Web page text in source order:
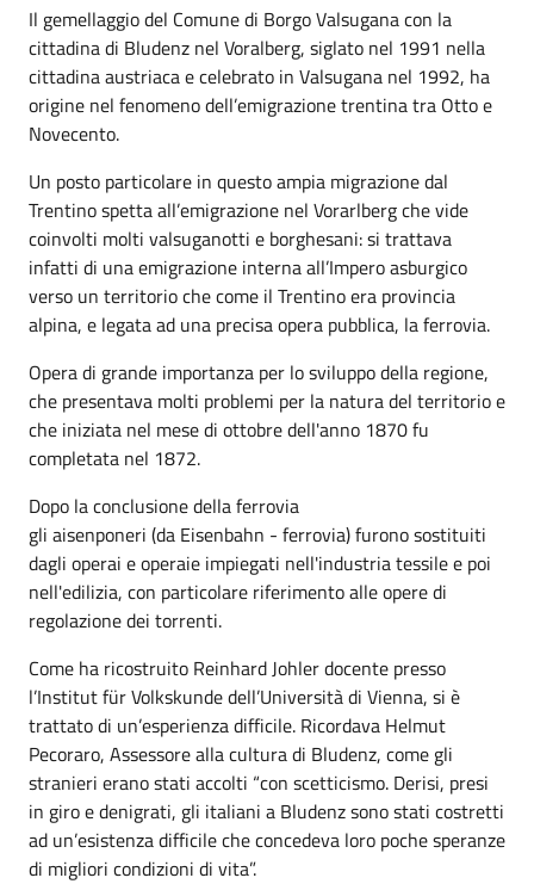
Il gemellaggio del Comune di Borgo Valsugana con la
cittadina di Bludenz nel Voralberg, siglato nel 1991 nella
cittadina austriaca e celebrato in Valsugana nel 1992, ha
origine nel fenomeno dell’emigrazione trentina tra Otto e
Novecento.
Un posto particolare in questo ampia migrazione dal
Trentino spetta all’emigrazione nel Vorarlberg che vide
coinvolti molti valsuganotti e borghesani: si trattava
infatti di una emigrazione interna all’Impero asburgico
verso un territorio che come il Trentino era provincia
alpina, e legata ad una precisa opera pubblica, la ferrovia.
Opera di grande importanza per lo sviluppo della regione,
che presentava molti problemi per la natura del territorio e
che iniziata nel mese di ottobre dell'anno 1870 fu
completata nel 1872.
Dopo la conclusione della ferrovia
gli aisenponeri (da Eisenbahn - ferrovia) furono sostituiti
dagli operai e operaie impiegati nell'industria tessile e poi
nell'edilizia, con particolare riferimento alle opere di
regolazione dei torrenti.
Come ha ricostruito Reinhard Johler docente presso
l’Institut für Volkskunde dell’Università di Vienna, si è
trattato di un’esperienza difficile. Ricordava Helmut
Pecoraro, Assessore alla cultura di Bludenz, come gli
stranieri erano stati accolti “con scetticismo. Derisi, presi
in giro e denigrati, gli italiani a Bludenz sono stati costretti
ad un’esistenza difficile che concedeva loro poche speranze
di migliori condizioni di vita”.